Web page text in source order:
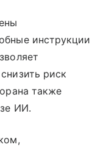
инструкции
риск
также
ИИ.